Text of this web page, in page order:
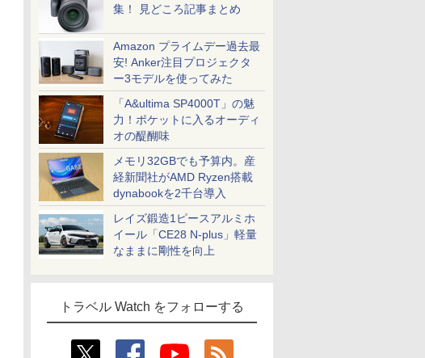
集！ 見どころ記事まとめ
Amazon プライムデー過去最
安! Anker注目プロジェクタ
ー3モデルを使ってみた
「A&ultima SP4000T」の魅
力！ポケットに入るオーディ
オの醍醐味
メモリ32GBでも予算内。産
経新聞社がAMD Ryzen搭載
dynabookを2千台導入
レイズ鍛造1ピースアルミホ
イール「CE28 N-plus」軽量
なままに剛性を向上
トラベル Watch をフォローする